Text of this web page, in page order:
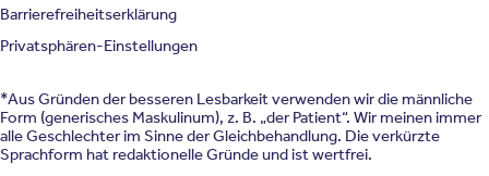
Barrierefreiheitserklärung
Privatsphären-Einstellungen
*Aus Gründen der besseren Lesbarkeit verwenden wir die männliche
Form (generisches Maskulinum), z. B. „der Patient“. Wir meinen immer
alle Geschlechter im Sinne der Gleichbehandlung. Die verkürzte
Sprachform hat redaktionelle Gründe und ist wertfrei.